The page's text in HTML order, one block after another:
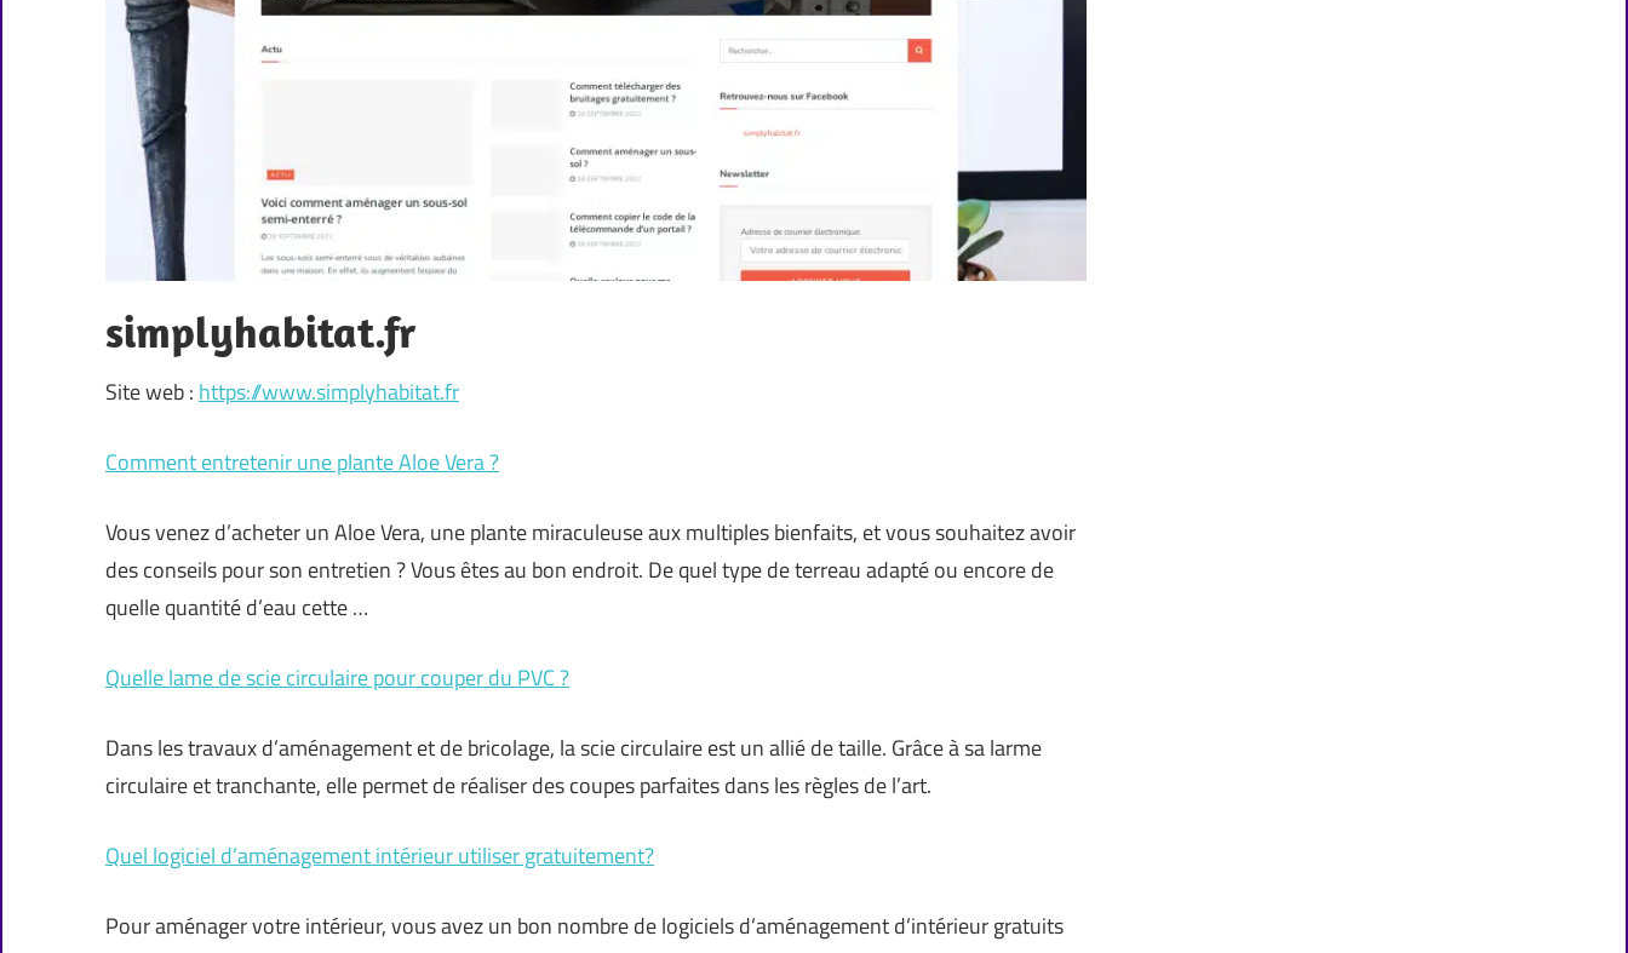
simplyhabitat.fr
Site web : https://www.simplyhabitat.fr
Comment entretenir une plante Aloe Vera ?
Vous venez d’acheter un Aloe Vera, une plante miraculeuse aux multiples bienfaits, et vous souhaitez avoir
des conseils pour son entretien ? Vous êtes au bon endroit. De quel type de terreau adapté ou encore de
quelle quantité d’eau cette …
Quelle lame de scie circulaire pour couper du PVC ?
Dans les travaux d’aménagement et de bricolage, la scie circulaire est un allié de taille. Grâce à sa larme
circulaire et tranchante, elle permet de réaliser des coupes parfaites dans les règles de l’art.
Quel logiciel d’aménagement intérieur utiliser gratuitement?
Pour aménager votre intérieur, vous avez un bon nombre de logiciels d’aménagement d’intérieur gratuits